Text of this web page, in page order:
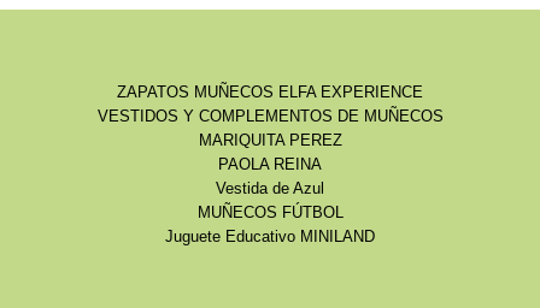
ZAPATOS MUÑECOS ELFA EXPERIENCE
VESTIDOS Y COMPLEMENTOS DE MUÑECOS
MARIQUITA PEREZ
PAOLA REINA
Vestida de Azul
MUÑECOS FÚTBOL
Juguete Educativo MINILAND